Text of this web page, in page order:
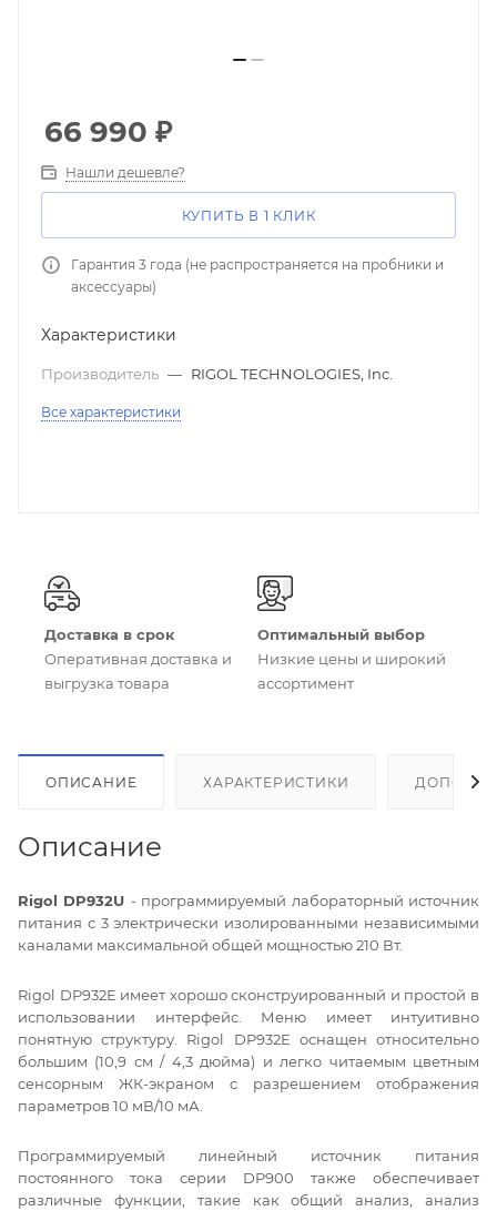
66 990 ₽
Нашли дешевле?
КУПИТЬ В 1 КЛИК
Гарантия 3 года (не распространяется на пробники и
аксессуары)
Характеристики
Производитель — RIGOL TECHNOLOGIES, Inc.
Все характеристики
Доставка в срок
Оперативная доставка и
выгрузка товара
Оптимальный выбор
Низкие цены и широкий
ассортимент
ОПИСАНИЕ ХАРАКТЕРИСТИКИ
Описание
Rigol DP932U - программируемый лабораторный источник
питания с 3 электрически изолированными независимыми
каналами максимальной общей мощностью 210 Вт.
Rigol DP932E имеет хорошо сконструированный и простой в
использовании интерфейс. Меню имеет интуитивно
понятную структуру. Rigol DP932E оснащен относительно
большим (10,9 см / 4,3 дюйма) и легко читаемым цветным
сенсорным ЖК-экраном c разрешением отображения
параметров 10 мВ/10 мА.
Программируемый линейный источник питания
постоянного тока серии DP900 также обеспечивает
различные функции, такие как общий анализ, анализ